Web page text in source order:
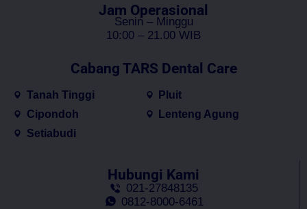
Jam Operasional
Senin – Minggu
10:00 – 21.00 WIB
Cabang TARS Dental Care
Tanah Tinggi
Cipondoh
Setiabudi
Pluit
Lenteng Agung
Hubungi Kami
021-27848135
0812-8000-6461